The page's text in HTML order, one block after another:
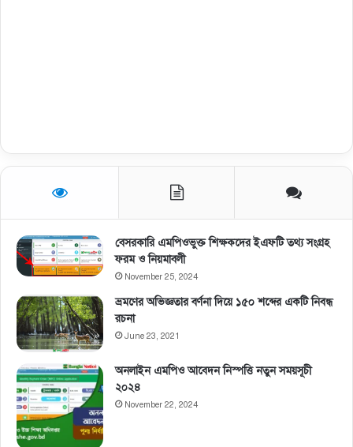
বেসরকারি এমপিওভুক্ত শিক্ষকদের ইএফটি তথ্য সংগ্রহ
ফরম ও নিয়মাবলী
November 25, 2024
ভ্রমণের অভিজ্ঞতার বর্ণনা দিয়ে ১৫০ শব্দের একটি নিবন্ধ
রচনা
June 23, 2021
অনলাইন এমপিও আবেদন নিস্পত্তি নতুন সময়সূচী
২০২৪
November 22, 2024